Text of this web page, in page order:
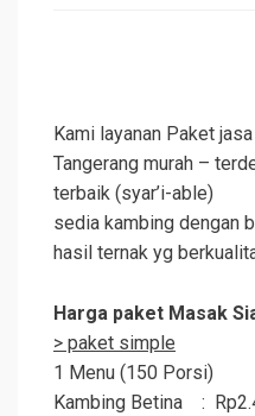
Kami layanan Paket
Tangerang murah –
terbaik (syar’i-able)
sedia kambing dengan
hasil ternak yg
Harga paket Masak
> paket simple
1 Menu (150 Porsi)
Kambing Betina :